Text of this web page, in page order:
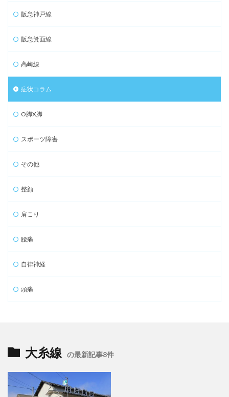
阪急神戸線
阪急箕面線
高崎線
症状コラム
O脚X脚
スポーツ障害
その他
整顔
肩こり
腰痛
自律神経
頭痛
大糸線 の最新記事8件